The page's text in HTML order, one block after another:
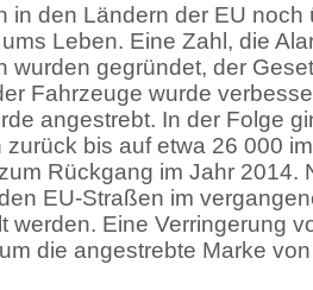
in den Ländern der EU noch
Leben. Eine Zahl, die
wurden gegründet, der
Fahrzeuge wurde
angestrebt. In der Folge
bis auf etwa 26 000
Rückgang im Jahr 2014.
EU-Straßen im
werden. Eine Verringerung
die angestrebte Marke